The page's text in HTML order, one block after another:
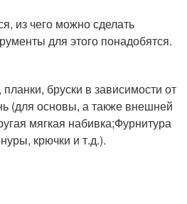
из чего можно сделать
для этого понадобятся.
бруски в зависимости от
(для основы, а также внешней
мягкая набивка;Фурнитура
крючки и т.д.).